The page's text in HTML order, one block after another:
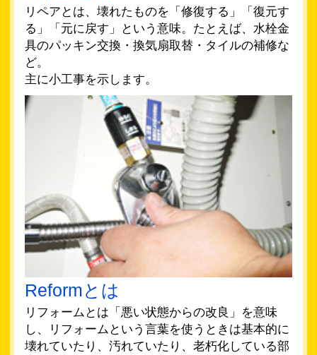
リペアとは、壊れたものを「修復する」「復元す
る」「元に戻す」という意味。たとえば、水栓金
具のパッキン交換・換気扇取替・タイルの補修な
ど。
主に小工事を示します。
Reformとは
リフォームとは「悪い状態からの改良」を意味
し、リフォームという言葉を使うときは基本的に
壊れていたり、汚れていたり、老朽化している部